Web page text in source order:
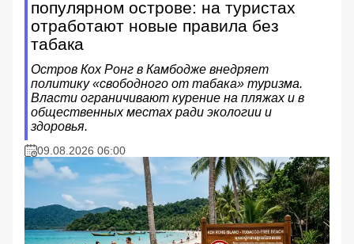
популярном острове: на туристах
отработают новые правила без
табака
Остров Кох Ронг в Камбодже внедряет
политику «свободного от табака» туризма.
Власти ограничивают курение на пляжах и в
общественных местах ради экологии и
здоровья.
09.08.2026 06:00